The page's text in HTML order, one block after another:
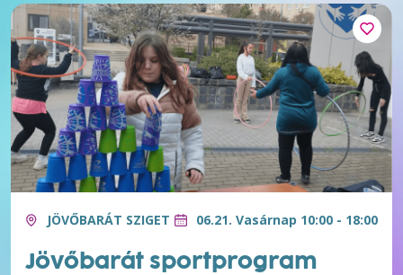
JÖVŐBARÁT SZIGET 06.21. Vasárnap 10:00 - 18:00
Jövőbarát sportprogram